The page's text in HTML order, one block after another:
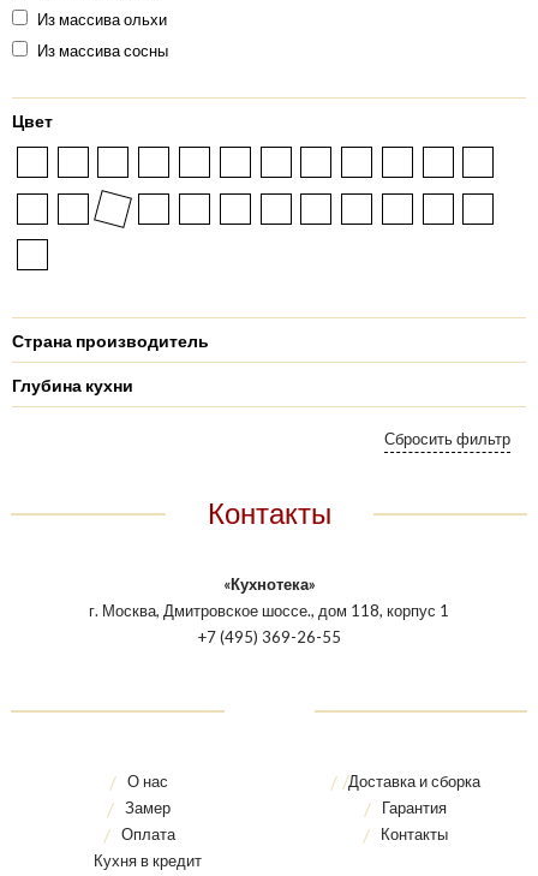
Из массива ольхи
Из массива сосны
Цвет
Страна производитель
Глубина кухни
Контакты
«Кухнотека»
г. Москва, Дмитровское шоссе., дом 118, корпус 1
+7 (495) 369-26-55
О нас
Замер
Оплата
Кухня в кредит
Доставка и сборка
Гарантия
Контакты